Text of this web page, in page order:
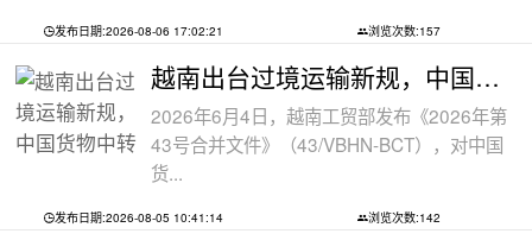
发布日期:2026-08-06 17:02:21 浏览次数:157
越南出台过境运输新规，中国货物中转通
2026年6月4日，越南工贸部发布《2026年第
43号合并文件》（43/VBHN-BCT），对中国
货...
发布日期:2026-08-05 10:41:14 浏览次数:142